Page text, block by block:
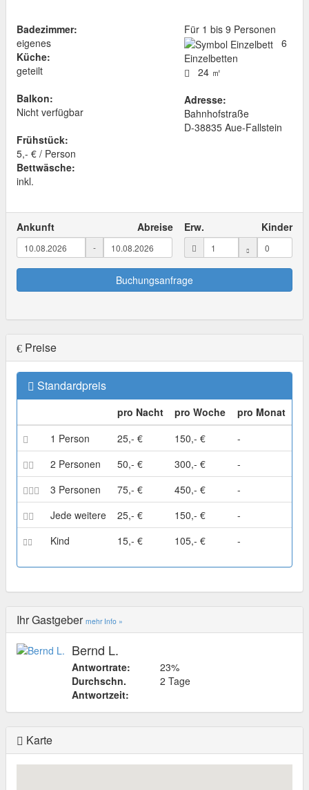
Badezimmer:
eigenes
Küche:
geteilt
Balkon:
Nicht verfügbar
Frühstück:
5,- € / Person
Bettwäsche:
inkl.
Für 1 bis 9 Personen
6
Einzelbetten
24 ㎡
Adresse:
Bahnhofstraße
D-38835Aue-Fallstein
Ankunft Abreise
-
Erw. Kinder
Buchungsanfrage
Preise
Standardpreis
pro Nacht pro Woche
pro Monat
1 Person
25,- € 150,- €
-
2 Personen
50,- € 300,- €
-
3 Personen
75,- € 450,- €
-
Jede weitere
25,- € 150,- €
-
Kind
15,- € 105,- € -
Ihr Gastgeber mehr Info »
Bernd L.
Antwortrate:
23%
Durchschn.
Antwortzeit:
2 Tage
Karte